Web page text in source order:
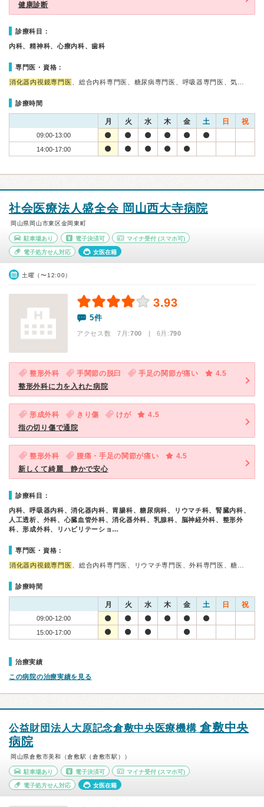
健康診断
診療科目：
内科、精神科、心療内科、歯科
専門医・資格：
消化器内視鏡専門医 、総合内科専門医、糖尿病専門医、呼吸器専門医、気…
診療時間
月 火 水 木 金 土 日 祝
09:00-13:00
14:00-17:00
社会医療法人盛全会 岡山西大寺病院
岡山県岡山市東区金岡東町
駐車場あり 電子決済可 マイナ受付 (スマホ可)
電子処方せん対応 女医在籍
土曜（〜12:00）
3.93
5件
アクセス数 7月:700 | 6月:790
整形外科 手関節の脱臼 手足の関節が痛い
4.5
整形外科に力を入れた病院
形成外科 きり傷 けが
4.5
指の切り傷で通院
整形外科 腰痛・手足の関節が痛い
4.5
新しくて綺麗 静かで安心
診療科目：
内科、呼吸器内科、消化器内科、胃腸科、糖尿病科、リウマチ科、腎臓内科、
人工透析、外科、心臓血管外科、消化器外科、乳腺科、脳神経外科、整形外
科、形成外科、リハビリテーショ…
専門医・資格：
消化器内視鏡専門医 、総合内科専門医、リウマチ専門医、外科専門医、糖…
診療時間
月 火 水 木 金 土 日 祝
09:00-12:00
15:00-17:00
治療実績
この病院の治療実績を見る
公益財団法人大原記念倉敷中央医療機構倉敷中央
病院
岡山県倉敷市美和（倉敷駅（倉敷市駅））
駐車場あり 電子決済可 マイナ受付 (スマホ可)
電子処方せん対応 女医在籍